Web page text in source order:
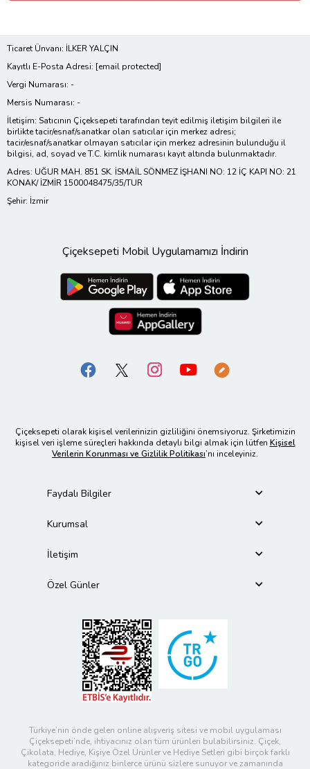
Ticaret Ünvanı: İLKER YALÇIN
Kayıtlı E-Posta Adresi: [email protected]
Vergi Numarası: -
Mersis Numarası: -
İletişim: Satıcının Çiçeksepeti tarafından teyit edilmiş iletişim bilgileri ile
birlikte tacir/esnaf/sanatkar olan satıcılar için merkez adresi;
tacir/esnaf/sanatkar olmayan satıcılar için merkez adresinin bulunduğu il
bilgisi, ad, soyad ve T.C. kimlik numarası kayıt altında bulunmaktadır.
Adres: UĞUR MAH. 851 SK. İSMAİL SÖNMEZ İŞHANI NO: 12 İÇ KAPI NO: 21
KONAK/ İZMİR 1500048475/35/TUR
Şehir: İzmir
Çiçeksepeti Mobil Uygulamamızı İndirin
Çiçeksepeti olarak kişisel verilerinizin gizliliğini önemsiyoruz. Şirketimizin
kişisel veri işleme süreçleri hakkında detaylı bilgi almak için lütfen Kişisel
Verilerin Korunması ve Gizlilik Politikası’nı inceleyiniz.
Faydalı Bilgiler
Kurumsal
İletişim
Özel Günler
Türkiye’nin önde gelen online alışveriş sitesi ve mobil uygulaması
Çiçeksepeti’nde, ihtiyacınız olan tüm ürünleri bulabilirsiniz. Çiçek,
Çikolata, Hediye, Kişiye Özel Ürünler ve Hediye Setleri gibi birçok farklı
kategoride aradığınız binlerce ürünü sizlere sunuyor ve zamanında